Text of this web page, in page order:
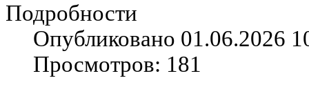
Подробности
Опубликовано 01.06.2026
Просмотров: 181